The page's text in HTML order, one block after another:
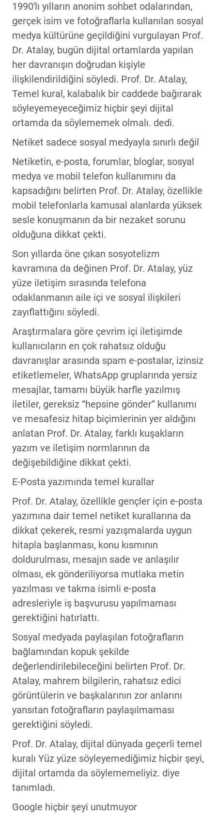
1990'lı yılların anonim sohbet odalarından,
gerçek isim ve fotoğraflarla kullanılan sosyal
medya kültürüne geçildiğini vurgulayan Prof.
Dr. Atalay, bugün dijital ortamlarda yapılan
her davranışın doğrudan kişiyle
ilişkilendirildiğini söyledi. Prof. Dr. Atalay,
Temel kural, kalabalık bir caddede bağırarak
söyleyemeyeceğimiz hiçbir şeyi dijital
ortamda da söylememek olmalı. dedi.
Netiket sadece sosyal medyayla sınırlı değil
Netiketin, e-posta, forumlar, bloglar, sosyal
medya ve mobil telefon kullanımını da
kapsadığını belirten Prof. Dr. Atalay, özellikle
mobil telefonlarla kamusal alanlarda yüksek
sesle konuşmanın da bir nezaket sorunu
olduğuna dikkat çekti.
Son yıllarda öne çıkan sosyotelizm
kavramına da değinen Prof. Dr. Atalay, yüz
yüze iletişim sırasında telefona
odaklanmanın aile içi ve sosyal ilişkileri
zayıflattığını söyledi.
Araştırmalara göre çevrim içi iletişimde
kullanıcıların en çok rahatsız olduğu
davranışlar arasında spam e-postalar, izinsiz
etiketlemeler, WhatsApp gruplarında yersiz
mesajlar, tamamı büyük harfle yazılmış
iletiler, gereksiz “hepsine gönder” kullanımı
ve mesafesiz hitap biçimlerinin yer aldığını
anlatan Prof. Dr. Atalay, farklı kuşakların
yazım ve iletişim normlarının da
değişebildiğine dikkat çekti.
E-Posta yazımında temel kurallar
Prof. Dr. Atalay, özellikle gençler için e-posta
yazımına dair temel netiket kurallarına da
dikkat çekerek, resmi yazışmalarda uygun
hitapla başlanması, konu kısmının
doldurulması, mesajın sade ve anlaşılır
olması, ek gönderiliyorsa mutlaka metin
yazılması ve takma isimli e-posta
adresleriyle iş başvurusu yapılmaması
gerektiğini hatırlattı.
Sosyal medyada paylaşılan fotoğrafların
bağlamından kopuk şekilde
değerlendirilebileceğini belirten Prof. Dr.
Atalay, mahrem bilgilerin, rahatsız edici
görüntülerin ve başkalarının zor anlarını
yansıtan fotoğrafların paylaşılmaması
gerektiğini söyledi.
Prof. Dr. Atalay, dijital dünyada geçerli temel
kuralı Yüz yüze söyleyemediğimiz hiçbir şeyi,
dijital ortamda da söylememeliyiz. diye
tanımladı.
Google hiçbir şeyi unutmuyor